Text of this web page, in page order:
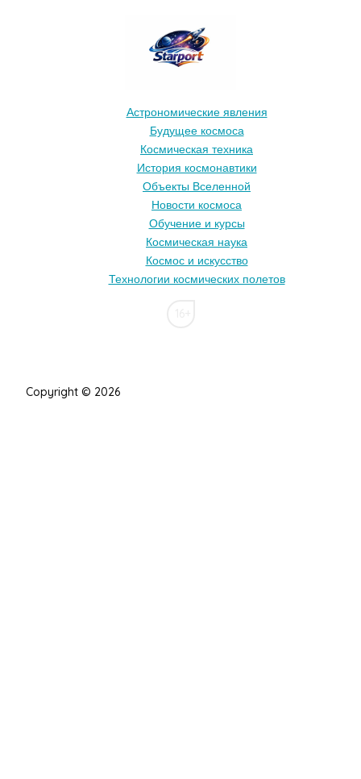
Астрономические явления
Будущее космоса
Космическая техника
История космонавтики
Объекты Вселенной
Новости космоса
Обучение и курсы
Космическая наука
Космос и искусство
Технологии космических полетов
Copyright © 2026